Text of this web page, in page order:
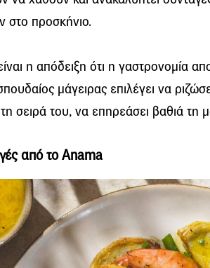
στο προσκήνιο.
η απόδειξη ότι η γαστρονομία
μάγειρας επιλέγει να
σειρά του, να επηρεάσει βαθιά τη
από το Anama